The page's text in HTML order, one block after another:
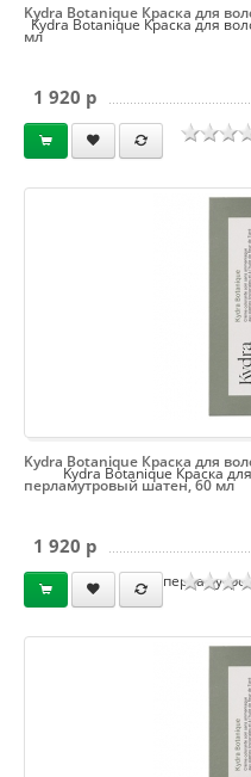
Kydra Botanique Краска для
Kydra Botanique Краска для
мл
1 920 p
Kydra Botanique Краска
Kydra Botanique Краска для
перламутровый шатен, 60 мл
1 920 p